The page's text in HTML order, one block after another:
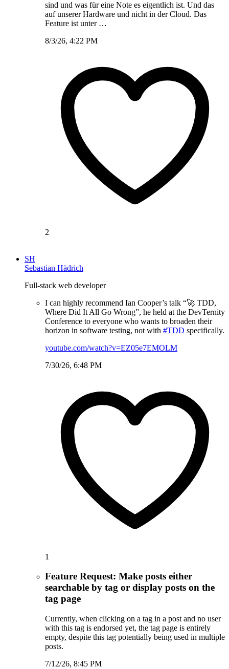
sind und was für eine Note es eigentlich ist. Und das
auf unserer Hardware und nicht in der Cloud. Das
Feature ist unter …
8/3/26, 4:22 PM
2
SH
Sebastian Hädrich
Full-stack web developer
I can highly recommend Ian Cooper’s talk “🚀 TDD,
Where Did It All Go Wrong”, he held at the DevTernity
Conference to everyone who wants to broaden their
horizon in software testing, not with #TDD specifically.
youtube.com/watch?v=EZ05e7EMOLM
7/30/26, 6:48 PM
1
Feature Request: Make posts either
searchable by tag or display posts on the
tag page
Currently, when clicking on a tag in a post and no user
with this tag is endorsed yet, the tag page is entirely
empty, despite this tag potentially being used in multiple
posts.
7/12/26, 8:45 PM